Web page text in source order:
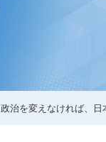
政治を変えなければ、